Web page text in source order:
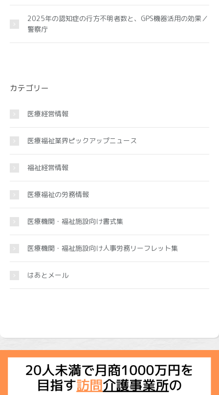
2025年の認知症の行方不明者数と、GPS機器活用の効果／
警察庁
カテゴリー
医療経営情報
医療福祉業界ピックアップニュース
福祉経営情報
医療福祉の労務情報
医療機関・福祉施設向け書式集
医療機関・福祉施設向け人事労務リーフレット集
はあとメール